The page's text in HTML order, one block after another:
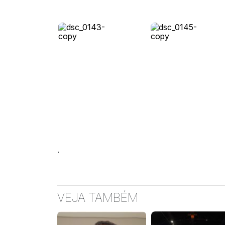
.
VEJA TAMBÉM